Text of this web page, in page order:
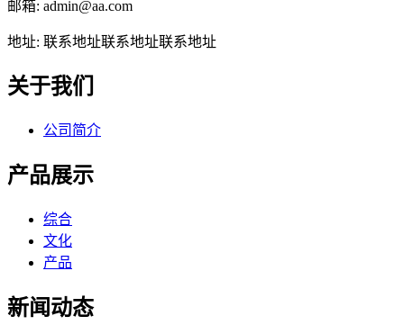
邮箱: admin@aa.com
地址: 联系地址联系地址联系地址
关于我们
公司简介
产品展示
综合
文化
产品
新闻动态